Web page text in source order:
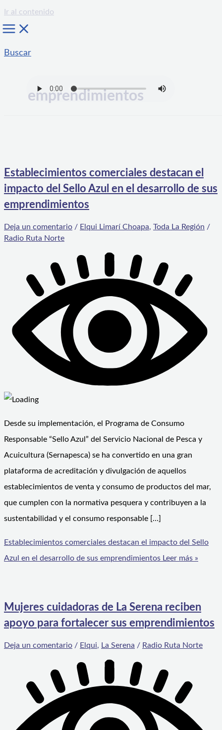
Ir al contenido
Buscar
emprendimientos
Establecimientos comerciales destacan el
impacto del Sello Azul en el desarrollo de sus
emprendimientos
Deja un comentario / Elqui Limarí Choapa, Toda La Región /
Radio Ruta Norte
Desde su implementación, el Programa de Consumo
Responsable “Sello Azul” del Servicio Nacional de Pesca y
Acuicultura (Sernapesca) se ha convertido en una gran
plataforma de acreditación y divulgación de aquellos
establecimientos de venta y consumo de productos del mar,
que cumplen con la normativa pesquera y contribuyen a la
sustentabilidad y el consumo responsable […]
Establecimientos comerciales destacan el impacto del Sello
Azul en el desarrollo de sus emprendimientos Leer más »
Mujeres cuidadoras de La Serena reciben
apoyo para fortalecer sus emprendimientos
Deja un comentario / Elqui, La Serena / Radio Ruta Norte